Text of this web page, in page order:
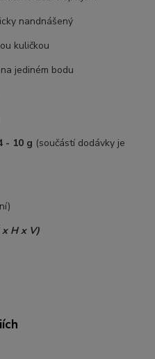
nandnášený
kuličkou
jediném bodu
- 10 g (součástí dodávky je
x H x V)